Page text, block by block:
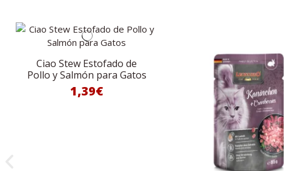
Ciao Stew Estofado de
Pollo y Salmón para Gatos
1,39€